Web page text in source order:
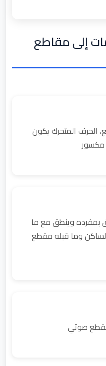
إلى مقاطع
المتحرك يكون
بمفرده وينطق مع ما
الساكن وما قبله مقطع
صوتي